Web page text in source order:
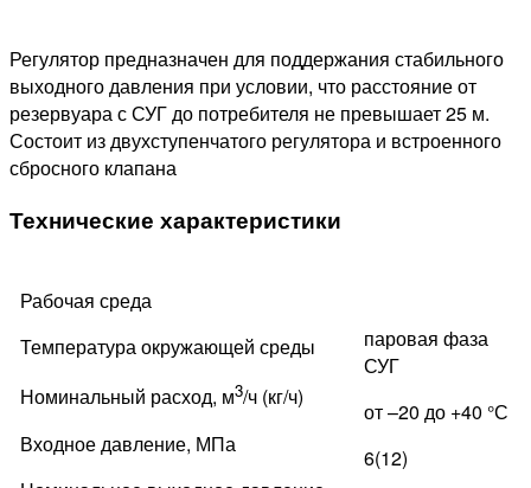
Регулятор предназначен для поддержания стабильного
выходного давления при условии, что расстояние от
резервуара с СУГ до потребителя не превышает 25 м.
Состоит из двухступенчатого регулятора и встроенного
сбросного клапана
Технические характеристики
Рабочая среда
Температура окружающей среды
Номинальный расход, м3/ч (кг/ч)
Входное давление, МПа
паровая фаза
СУГ
от –20 до +40 °С
6(12)